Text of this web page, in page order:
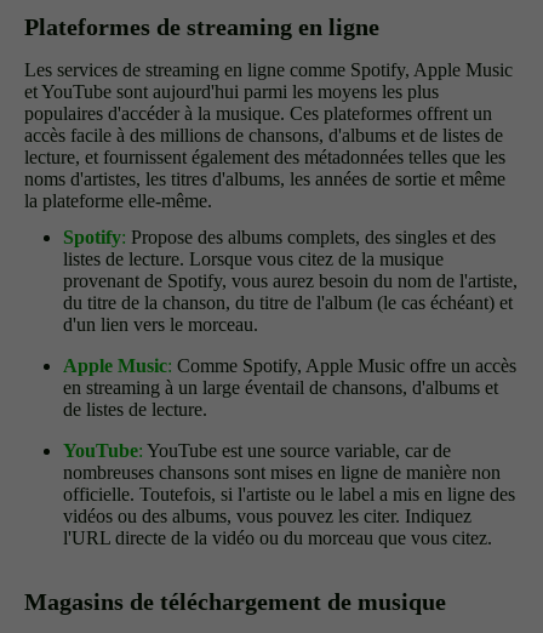
Plateformes de streaming en ligne
Les services de streaming en ligne comme Spotify, Apple Music
et YouTube sont aujourd'hui parmi les moyens les plus
populaires d'accéder à la musique. Ces plateformes offrent un
accès facile à des millions de chansons, d'albums et de listes de
lecture, et fournissent également des métadonnées telles que les
noms d'artistes, les titres d'albums, les années de sortie et même
la plateforme elle-même.
Spotify: Propose des albums complets, des singles et des
listes de lecture. Lorsque vous citez de la musique
provenant de Spotify, vous aurez besoin du nom de l'artiste,
du titre de la chanson, du titre de l'album (le cas échéant) et
d'un lien vers le morceau.
Apple Music: Comme Spotify, Apple Music offre un accès
en streaming à un large éventail de chansons, d'albums et
de listes de lecture.
YouTube: YouTube est une source variable, car de
nombreuses chansons sont mises en ligne de manière non
officielle. Toutefois, si l'artiste ou le label a mis en ligne des
vidéos ou des albums, vous pouvez les citer. Indiquez
l'URL directe de la vidéo ou du morceau que vous citez.
Magasins de téléchargement de musique